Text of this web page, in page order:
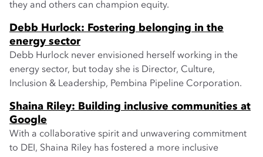
they and others can champion equity.
Debb Hurlock: Fostering belonging in the
energy sector
Debb Hurlock never envisioned herself working in the
energy sector, but today she is Director, Culture,
Inclusion & Leadership, Pembina Pipeline Corporation.
Shaina Riley: Building inclusive communities at
Google
With a collaborative spirit and unwavering commitment
to DEI, Shaina Riley has fostered a more inclusive